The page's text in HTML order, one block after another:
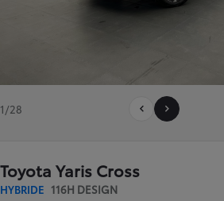
1/28
Toyota Yaris Cross
HYBRIDE 116H DESIGN